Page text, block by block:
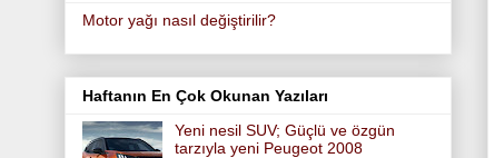
Motor yağı nasıl değiştirilir?
Haftanın En Çok Okunan Yazıları
Yeni nesil SUV; Güçlü ve özgün
tarzıyla yeni Peugeot 2008